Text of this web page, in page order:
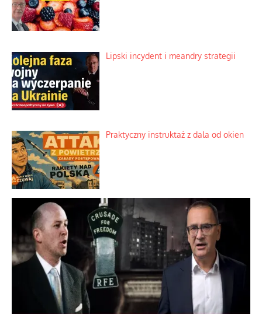
Lipski incydent i meandry strategii
Praktyczny instruktaż z dala od okien